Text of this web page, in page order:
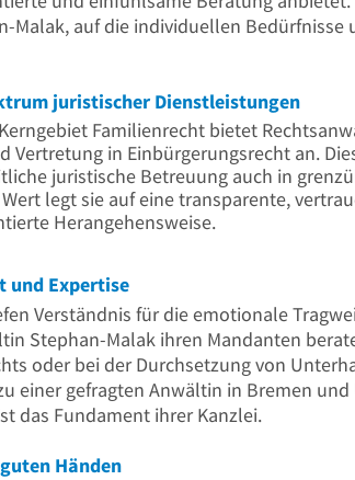
Malak, auf die individuellen
juristischer Dienstleistungen
Familienrecht bietet
Vertretung in Einbürgerungsrecht an.
juristische Betreuung auch in
legt sie auf eine transparente,
Herangehensweise.
und Expertise
Verständnis für die emotionale
Stephan-Malak ihren Mandanten
oder bei der Durchsetzung von
einer gefragten Anwältin in Bremen
das Fundament ihrer Kanzlei.
Händen